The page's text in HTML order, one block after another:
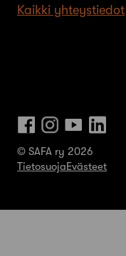
Kaikki yhteystiedot
© SAFA ry 2026
TietosuojaEvästeet